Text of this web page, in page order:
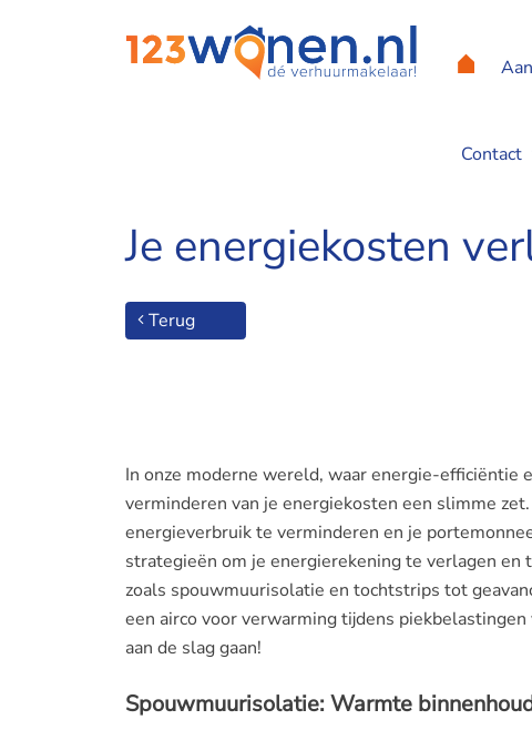
Contact
Je energiekosten verlagen met deze uitgebreide tips
Je energiekosten
Terug
In onze moderne wereld, waar energie-efficiëntie
verminderen van je energiekosten een slimme
energieverbruik te verminderen en je
strategieën om je energierekening te verlagen
zoals spouwmuurisolatie en tochtstrips tot
een airco voor verwarming tijdens
aan de slag gaan!
Spouwmuurisolatie: Warmte